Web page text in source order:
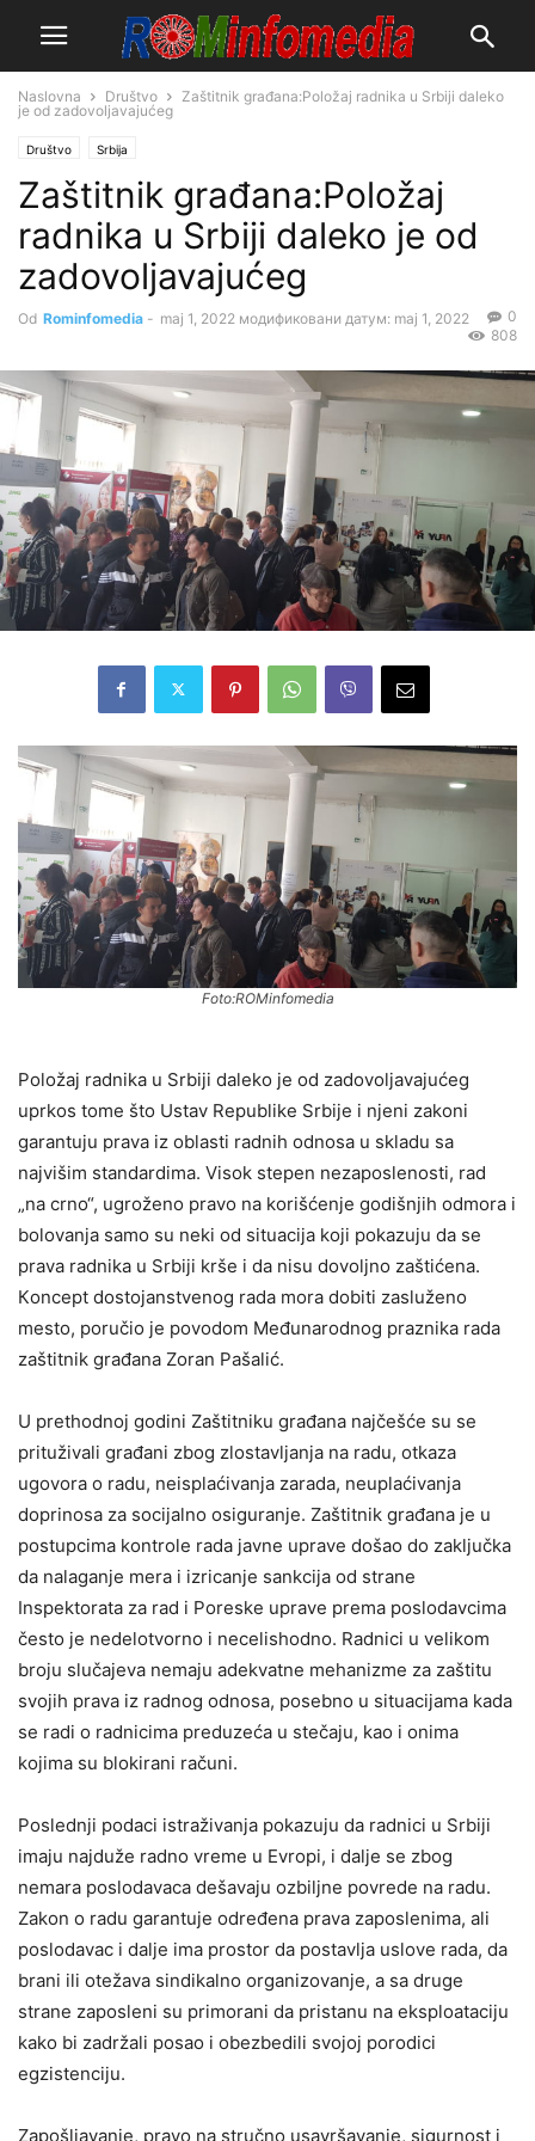
Naslovna Društvo
Zaštitnik građana:Položaj radnika u Srbiji daleko
je od zadovoljavajućeg
Društvo Srbija
Zaštitnik građana:Položaj
radnika u Srbiji daleko je od
zadovoljavajućeg
Od Rominfomedia - maj 1, 2022 модификовани датум: maj 1, 2022
0
808
Foto:ROMinfomedia
Položaj radnika u Srbiji daleko je od zadovoljavajućeg
uprkos tome što Ustav Republike Srbije i njeni zakoni
garantuju prava iz oblasti radnih odnosa u skladu sa
najvišim standardima. Visok stepen nezaposlenosti, rad
„na crno“, ugroženo pravo na korišćenje godišnjih odmora i
bolovanja samo su neki od situacija koji pokazuju da se
prava radnika u Srbiji krše i da nisu dovoljno zaštićena.
Кoncept dostojanstvenog rada mora dobiti zasluženo
mesto, poručio je povodom Međunarodnog praznika rada
zaštitnik građana Zoran Pašalić.
U prethodnoj godini Zaštitniku građana najčešće su se
prituživali građani zbog zlostavljanja na radu, otkaza
ugovora o radu, neisplaćivanja zarada, neuplaćivanja
doprinosa za socijalno osiguranje. Zaštitnik građana je u
postupcima kontrole rada javne uprave došao do zaključka
da nalaganje mera i izricanje sankcija od strane
Inspektorata za rad i Poreske uprave prema poslodavcima
često je nedelotvorno i necelishodno. Radnici u velikom
broju slučajeva nemaju adekvatne mehanizme za zaštitu
svojih prava iz radnog odnosa, posebno u situacijama kada
se radi o radnicima preduzeća u stečaju, kao i onima
kojima su blokirani računi.
Poslednji podaci istraživanja pokazuju da radnici u Srbiji
imaju najduže radno vreme u Evropi, i dalje se zbog
nemara poslodavaca dešavaju ozbiljne povrede na radu.
Zakon o radu garantuje određena prava zaposlenima, ali
poslodavac i dalje ima prostor da postavlja uslove rada, da
brani ili otežava sindikalno organizovanje, a sa druge
strane zaposleni su primorani da pristanu na eksploataciju
kako bi zadržali posao i obezbedili svojoj porodici
egzistenciju.
Zapošljavanje, pravo na stručno usavršavanje, sigurnost i